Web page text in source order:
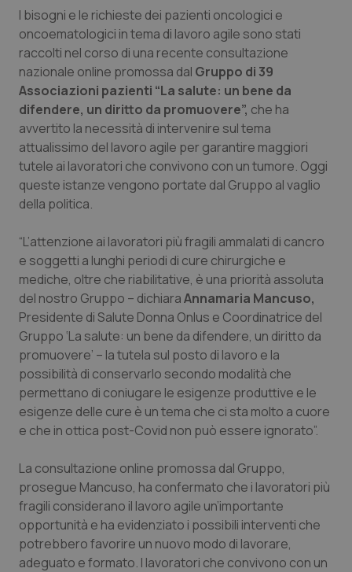
Piemonte
Provincia Autonoma di Bolzano
Provincia Autonoma di Trento
Puglia
Sardegna
Toscana
Umbria
Valle D’Aosta
Veneto
HIV
Infezioni & Febbre
Ipertensione & Scompenso
Malattie rare
Malattia di Crohn & Rettocolite Ulcerosa
Obesità
Oftalmologia
Oncodermatologia
Oncoematologia
Oncologia & Nutrizione
Psoriasi & pelle
Quotidiano Cardiologia
Quotidiano Chirurgia
I bisogni e le richieste dei pazienti oncologici e
oncoematologici in tema di lavoro agile sono stati
raccolti nel corso di una recente consultazione
nazionale online promossa dal Gruppo di 39
Associazioni pazienti “La salute: un bene da
difendere, un diritto da promuovere”, che ha
avvertito la necessità di intervenire sul tema
attualissimo del lavoro agile per garantire maggiori
tutele ai lavoratori che convivono con un tumore. Oggi
queste istanze vengono portate dal Gruppo al vaglio
della politica.
“L’attenzione ai lavoratori più fragili ammalati di cancro
e soggetti a lunghi periodi di cure chirurgiche e
mediche, oltre che riabilitative, è una priorità assoluta
del nostro Gruppo – dichiaraAnnamaria Mancuso,
Presidente di Salute Donna Onlus e Coordinatrice del
Gruppo ‘La salute: un bene da difendere, un diritto da
promuovere’ – la tutela sul posto di lavoro e la
possibilità di conservarlo secondo modalità che
permettano di coniugare le esigenze produttive e le
esigenze delle cure è un tema che ci sta molto a cuore
e che in ottica post-Covid non può essere ignorato”.
La consultazione online promossa dal Gruppo,
prosegue Mancuso, ha confermato che i lavoratori più
fragili considerano il lavoro agile un’importante
opportunità e ha evidenziato i possibili interventi che
potrebbero favorire un nuovo modo di lavorare,
adeguato e formato. I lavoratori che convivono con un